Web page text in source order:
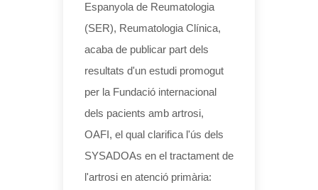
Espanyola de Reumatologia
(SER), Reumatologia Clínica,
acaba de publicar part dels
resultats d'un estudi promogut
per la Fundació internacional
dels pacients amb artrosi,
OAFI, el qual clarifica l'ús dels
SYSADOAs en el tractament de
l'artrosi en atenció primària: